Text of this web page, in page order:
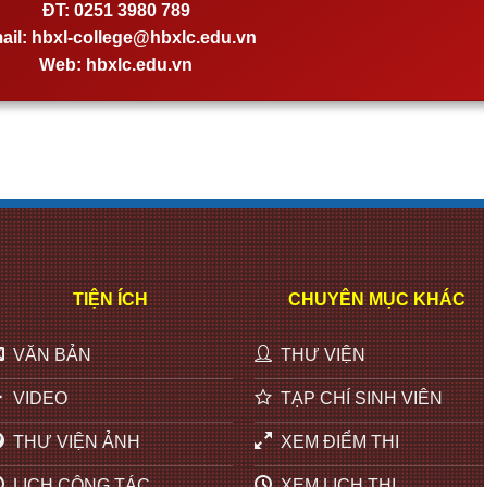
ĐT: 0251 3980 789
hbxl-college@hbxlc.edu.vn
Web: hbxlc.edu.vn
TIỆN ÍCH
VĂN BẢN
VIDEO
THƯ VIỆN ẢNH
CHUYÊN MỤC KHÁC
THƯ VIỆN
TẠP CHÍ SINH VIÊN
XEM ĐIỂM THI